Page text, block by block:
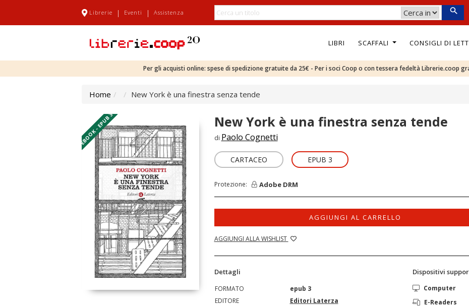
Librerie | Eventi | Assistenza
LIBRI SCAFFALI CONSIGLI DI
Per gli acquisti online: spese di spedizione gratuite da 25€ - Per i soci Coop o con tessera fedeltà Librerie.coop
Home New York è una finestra senza tende
EBOOK - EPUB 3 New York è una finestra senza tende
di Paolo Cognetti
CARTACEO EPUB 3
Protezione: Adobe DRM
AGGIUNGI AL CARRELLO
AGGIUNGI ALLA WISHLIST
Dettagli
FORMATO
epub 3
EDITORE
Editori Laterza
Dispositivi
Computer
E-Readers